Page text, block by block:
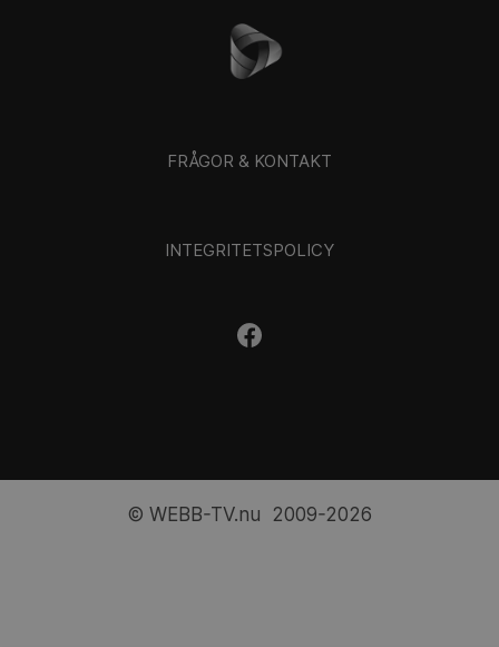
FRÅGOR & KONTAKT
INTEGRITETSPOLICY
© WEBB-TV.nu 2009-2026